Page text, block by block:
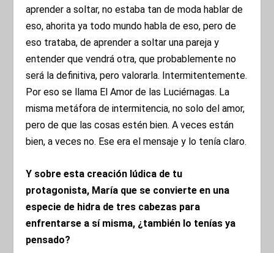
aprender a soltar, no estaba tan de moda hablar de
eso, ahorita ya todo mundo habla de eso, pero de
eso trataba, de aprender a soltar una pareja y
entender que vendrá otra, que probablemente no
será la definitiva, pero valorarla. Intermitentemente.
Por eso se llama El Amor de las Luciérnagas. La
misma metáfora de intermitencia, no solo del amor,
pero de que las cosas estén bien. A veces están
bien, a veces no. Ese era el mensaje y lo tenía claro.
Y sobre esta creación lúdica de tu
protagonista, María que se convierte en una
especie de hidra de tres cabezas para
enfrentarse a sí misma, ¿también lo tenías ya
pensado?